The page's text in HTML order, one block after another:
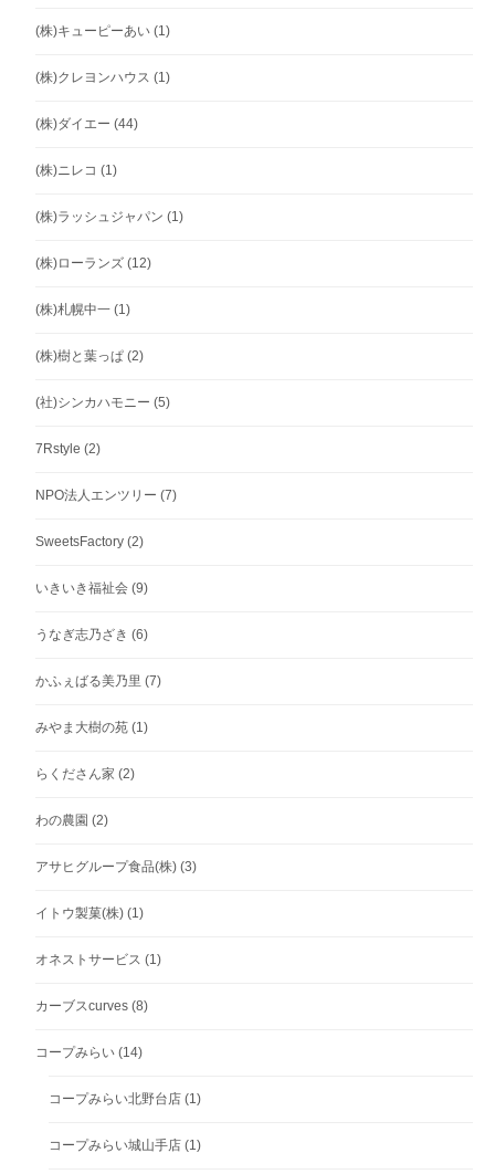
(株)キューピーあい (1)
(株)クレヨンハウス (1)
(株)ダイエー (44)
(株)ニレコ (1)
(株)ラッシュジャパン (1)
(株)ローランズ (12)
(株)札幌中一 (1)
(株)樹と葉っぱ (2)
(社)シンカハモニー (5)
7Rstyle (2)
NPO法人エンツリー (7)
SweetsFactory (2)
いきいき福祉会 (9)
うなぎ志乃ざき (6)
かふぇばる美乃里 (7)
みやま大樹の苑 (1)
らくださん家 (2)
わの農園 (2)
アサヒグループ食品(株) (3)
イトウ製菓(株) (1)
オネストサービス (1)
カーブスcurves (8)
コープみらい (14)
コープみらい北野台店 (1)
コープみらい城山手店 (1)